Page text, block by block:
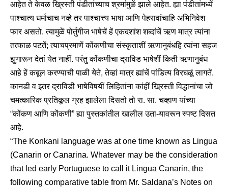
आहेत ते केवळ ख्रिस्ती पंडीतांच्याच श्रमांमुळें झाले आहेत. ह्या पंडीतांमध्यें
पाश्चात्य धर्माचाच नव्हे तर पाश्चात्त्य भाषा आणि पेहरावांचाहि अभिनिवेश
फार असतो. त्यामुळें पोर्तुगीज भाषेचें हें एकदशांश शब्दांचें ऋण मात्र त्यांना
तत्काळ पटतें; त्याचप्रमाणें कोंकणीचा संस्कृताशीं ऋणानुबंधहि त्यांना सहज
झुगारून देतां येत नाहीं. परंतु कोंकणीचा द्राविड भाषेशीं किती ऋणानुबंध
आहे हें कबूल करण्याची पाळी येते, तेव्हां मात्र ह्यांचें पांडित्य विरघळूं लागतें.
कानडी व इतर द्राविडी भाषेविषयीं लिहितांना कांहीं ख्रिस्ती विद्धानांचा जो
चमत्कारिक प्रतिकूल ग्रह झालेला दिसतो तो रा. सा. चव्हाण यांच्या
“कोंकण आणि कोंकणी” ह्या पुस्तकांतील खालील उता-यावरून स्पष्ट दिसत
आहे.
“The Konkani language was at one time known as Lingua
(Canarin or Canarina. Whatever may be the consideration
that led early Portuguese to call it Lingua Canarin, the
following comparative table from Mr. Saldana’s Notes on